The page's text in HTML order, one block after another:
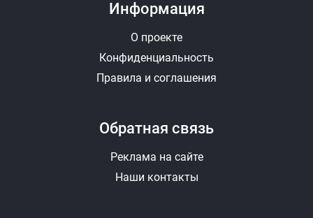
Информация
О проекте
Конфиденциальность
Правила и соглашения
Обратная связь
Реклама на сайте
Наши контакты